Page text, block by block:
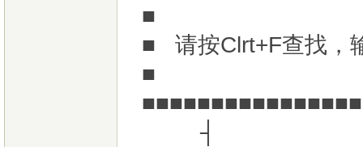
■
■ 请按Clrt+F查找，
■
┤